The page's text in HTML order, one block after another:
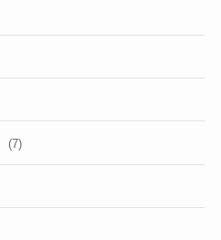
(7)